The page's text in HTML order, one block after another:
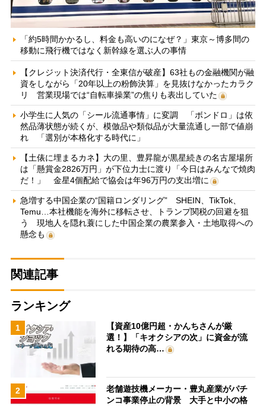
「約5時間かかるし、料金も高いのになぜ？」東京～博多間の
移動に飛行機ではなく新幹線を選ぶ人の事情
【クレジット決済代行・全東信が破産】63社もの金融機関が融
資をしながら「20年以上の粉飾決算」を見抜けなかったカラク
リ 営業現場では“自転車操業”の焦りも表出していた
小学生に人気の「シール流通事情」に変調 「ボンドロ」は依
然品薄状態が続くが、模倣品や類似品が大量流通し一部で値崩
れ 「選別が本格化する時代に」
【土俵に埋まるカネ】大の里、豊昇龍が黒星続きの名古屋場所
は「懸賞金2826万円」が下位力士に渡り「今日はみんなで焼肉
だ！」 金星4個配給で協会は年96万円の支出増に
急増する中国企業の“国籍ロンダリング” SHEIN、TikTok、
Temu…本社機能を海外に移転させ、トランプ関税の回避を狙
う 現地人を隠れ蓑にした中国企業の農業参入・土地取得への
懸念も
関連記事
ランキング
1
【資産10億円超・かんちさんが厳
選！】「キオクシアの次」に資金が流
れる期待の高…
2
老舗遊技機メーカー・豊丸産業がパチ
ンコ事業停止の背景 大手と中小の格